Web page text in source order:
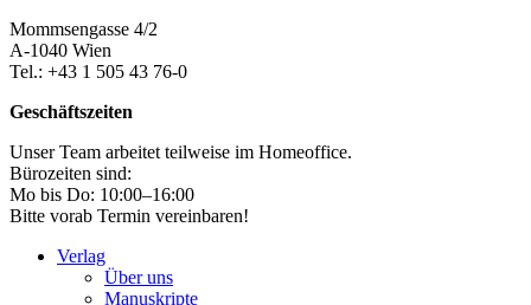
Mommsengasse 4/2
A-1040 Wien
Tel.: +43 1 505 43 76-0
Geschäftszeiten
Unser Team arbeitet teilweise im Homeoffice.
Bürozeiten sind:
Mo bis Do: 10:00–16:00
Bitte vorab Termin vereinbaren!
Verlag
Über uns
Manuskripte